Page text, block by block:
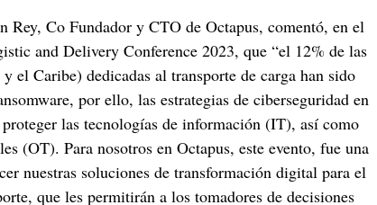
Rey, Co Fundador y CTO de Octapus, comentó, en el
and Delivery Conference 2023, que “el 12% de las
el Caribe) dedicadas al transporte de carga han sido
por ello, las estrategias de ciberseguridad en
las tecnologías de información (IT), así como
(OT). Para nosotros en Octapus, este evento, fue una
nuestras soluciones de transformación digital para el
que les permitirán a los tomadores de decisiones